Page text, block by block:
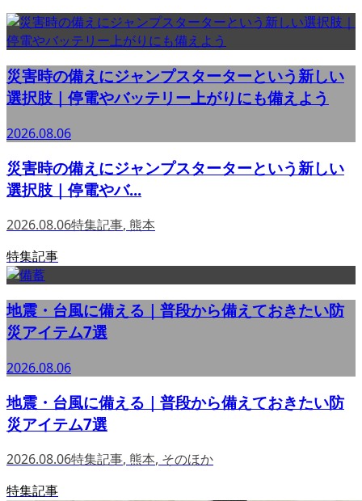
災害時の備えにジャンプスターターという新しい
選択肢｜停電やバッテリー上がりにも備えよう
2026.08.06
災害時の備えにジャンプスターターという新しい
選択肢｜停電やバ...
2026.08.06特集記事, 熊本
特集記事
地震・台風に備える｜普段から備えておきたい防
災アイテム7選
2026.08.06
地震・台風に備える｜普段から備えておきたい防
災アイテム7選
2026.08.06特集記事, 熊本, そのほか
特集記事